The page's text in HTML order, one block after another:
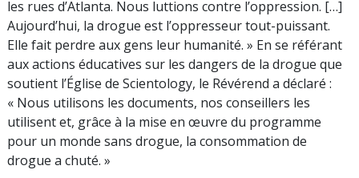
les rues d’Atlanta. Nous luttions contre l’oppression. […]
Aujourd’hui, la drogue est l’oppresseur tout-puissant.
Elle fait perdre aux gens leur humanité. » En se référant
aux actions éducatives sur les dangers de la drogue que
soutient l’Église de Scientology, le Révérend a déclaré :
« Nous utilisons les documents, nos conseillers les
utilisent et, grâce à la mise en œuvre du programme
pour un monde sans drogue, la consommation de
drogue a chuté. »